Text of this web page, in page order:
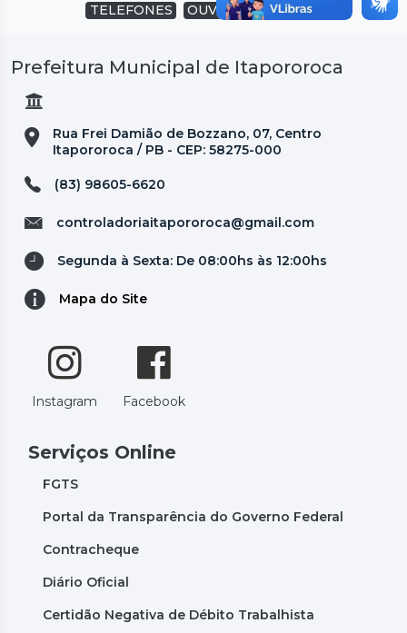
TELEFONES OUVIDORIA SUBIR
Prefeitura Municipal de Itapororoca
Rua Frei Damião de Bozzano, 07, Centro
Itapororoca / PB - CEP: 58275-000
(83) 98605-6620
controladoriaitapororoca@gmail.com
Segunda à Sexta: De 08:00hs às 12:00hs
Mapa do Site
Instagram Facebook
Serviços Online
FGTS
Portal da Transparência do Governo Federal
Contracheque
Diário Oficial
Certidão Negativa de Débito Trabalhista